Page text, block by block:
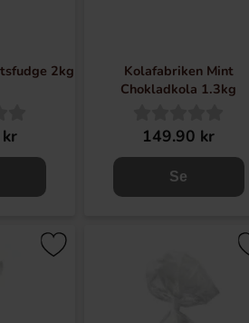
2kg
Kolafabriken Mint
Chokladkola 1.3kg
149.90 kr
Se